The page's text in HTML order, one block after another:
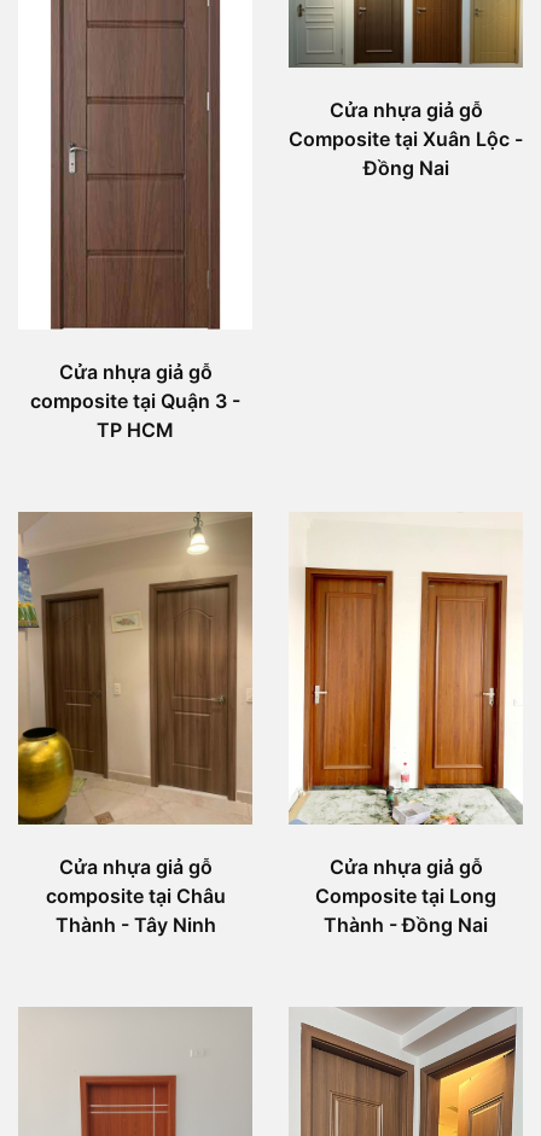
Cửa nhựa giả gỗ
composite tại Quận 3 -
TP HCM
Cửa nhựa giả gỗ
Composite tại Xuân Lộc -
Đồng Nai
Cửa nhựa giả gỗ
composite tại Châu
Thành - Tây Ninh
Cửa nhựa giả gỗ
Composite tại Long
Thành - Đồng Nai